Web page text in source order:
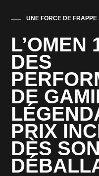
UNE FORCE DE
L’OMEN
DES
DE
PRIX
DÈS SON